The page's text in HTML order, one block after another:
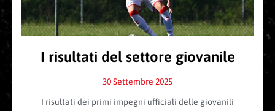
I risultati del settore giovanile
30 Settembre 2025
I risultati dei primi impegni ufficiali delle giovanili